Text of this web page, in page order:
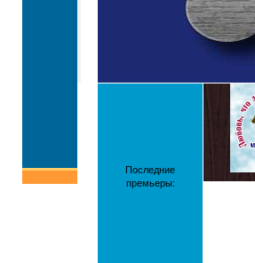
Последние
премьеры: